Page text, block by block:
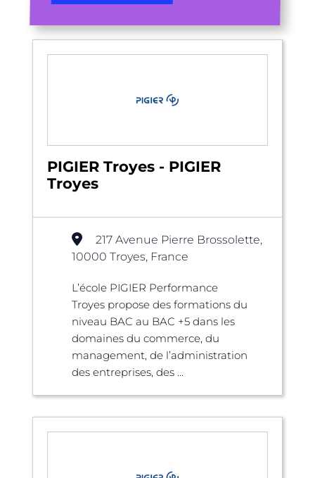
PIGIER Troyes - PIGIER
Troyes
217 Avenue Pierre Brossolette,
10000 Troyes, France
L’école PIGIER Performance
Troyes propose des formations du
niveau BAC au BAC +5 dans les
domaines du commerce, du
management, de l’administration
des entreprises, des ...